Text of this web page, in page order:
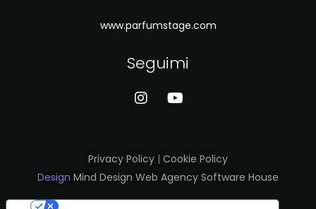
www.parfumstage.com
Seguimi
Privacy Policy | Cookie Policy
Design Mind Design Web Agency Software House